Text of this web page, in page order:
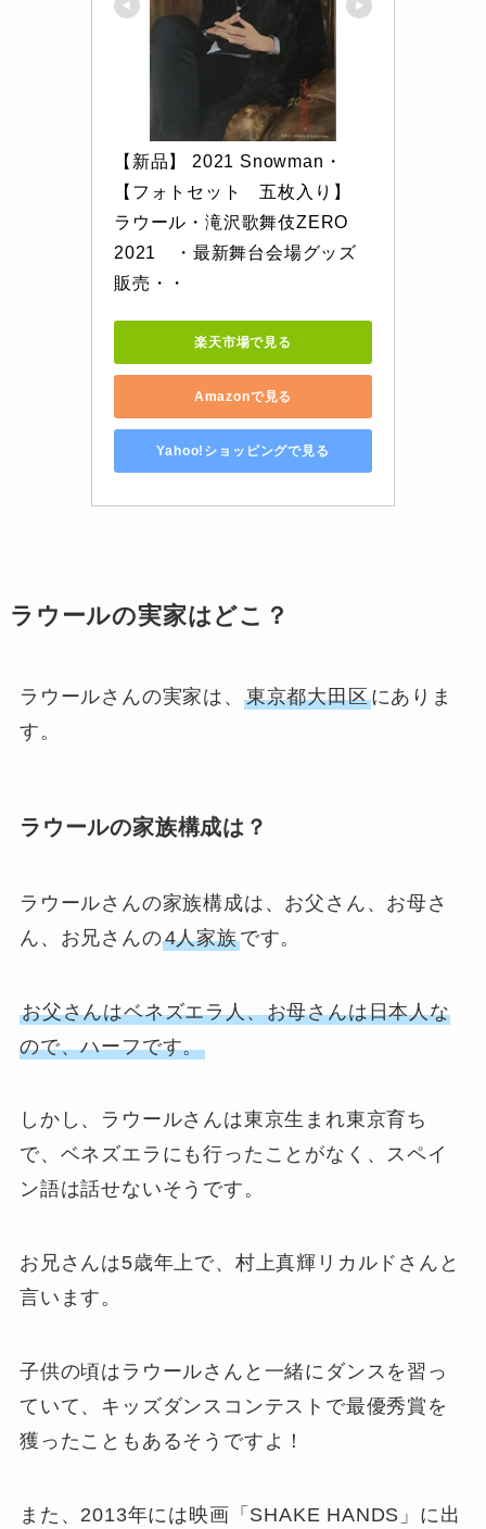
【新品】 2021 Snowman・
【フォトセット　五枚入り】
ラウール・滝沢歌舞伎ZERO
2021　・最新舞台会場グッズ
販売・・
楽天市場で見る
Amazonで見る
Yahoo!ショッピングで見る
ラウールの実家はどこ？
ラウールさんの実家は、 東京都大田区にありま
す。
ラウールの家族構成は？
ラウールさんの家族構成は、お父さん、お母さ
ん、お兄さんの4人家族です。
お父さんはベネズエラ人、お母さんは日本人な
ので、ハーフです。
しかし、ラウールさんは東京生まれ東京育ち
で、ベネズエラにも行ったことがなく、スペイ
ン語は話せないそうです。
お兄さんは5歳年上で、村上真輝リカルドさんと
言います。
子供の頃はラウールさんと一緒にダンスを習っ
ていて、キッズダンスコンテストで最優秀賞を
獲ったこともあるそうですよ！
また、2013年には映画「SHAKE HANDS」に出